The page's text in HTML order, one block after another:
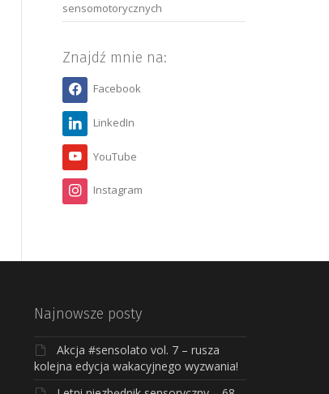
sensomotorycznych
Znajdź mnie na:
Facebook
LinkedIn
YouTube
Instagram
Najnowsze posty
Akcja #sensolato vol. 7 – rusza
kolejna edycja wakacyjnego wyzwania!